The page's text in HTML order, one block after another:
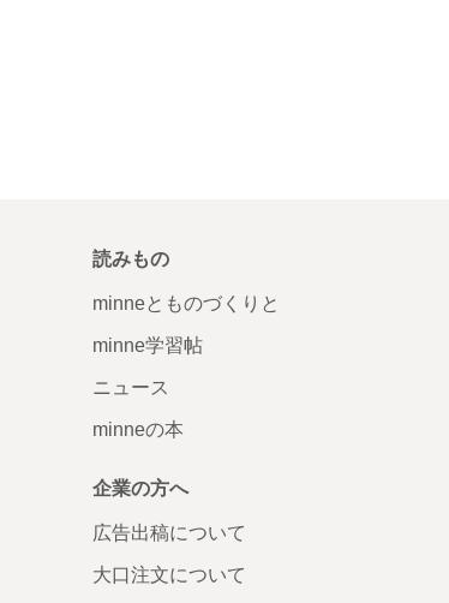
読みもの
minneとものづくりと
minne学習帖
ニュース
minneの本
企業の方へ
広告出稿について
大口注文について